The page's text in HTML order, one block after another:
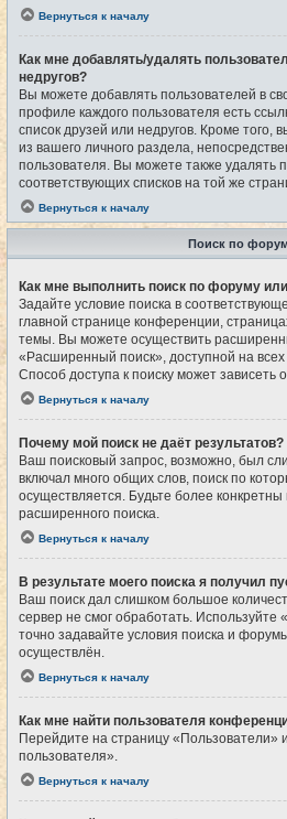
Вернуться к началу
Как мне добавлять/удалять
недругов?
Вы можете добавлять пользователей в
профиле каждого пользователя есть
список друзей или недругов. Кроме того,
из вашего личного раздела,
пользователя. Вы можете также удалять
соответствующих списков на той же
Вернуться к началу
Поиск по
Как мне выполнить поиск по форуму
Задайте условие поиска в
главной странице конференции,
темы. Вы можете осуществить
«Расширенный поиск», доступной на
Способ доступа к поиску может зависеть
Вернуться к началу
Почему мой поиск не даёт результатов?
Ваш поисковый запрос, возможно, был
включал много общих слов, поиск по
осуществляется. Будьте более
расширенного поиска.
Вернуться к началу
В результате моего поиска я получил
Ваш поиск дал слишком большое
сервер не смог обработать.
точно задавайте условия поиска и
осуществлён.
Вернуться к началу
Как мне найти пользователя
Перейдите на страницу «Пользователи»
пользователя».
Вернуться к началу